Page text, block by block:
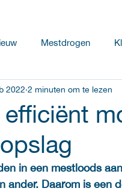
Mestdrogen
Innovatie & Ontwikkeling
2022 2 minuten om te lezen
in een mestloods
ander. Daarom is